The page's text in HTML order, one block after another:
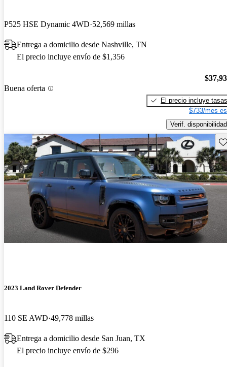
P525 HSE Dynamic 4WD 52,569 millas
Entrega a domicilio desde Nashville, TN
El precio incluye envío de $1,356
Buena oferta
El precio incluye tasas
$733/mes
Verif. disponibilidad
2023 Land Rover Defender
110 SE AWD 49,778 millas
Entrega a domicilio desde San Juan, TX
El precio incluye envío de $296